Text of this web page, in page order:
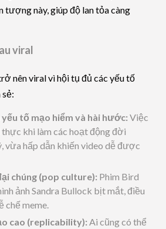
tượng này, giúp độ lan tỏa càng
viral
nên viral vì hội tụ đủ các yếu tố
tố mạo hiểm và hài hước: Việc
khi làm các hoạt động đời
vừa hấp dẫn khiến video dễ được
chúng (pop culture): Phim Bird
ảnh Sandra Bullock bịt mắt, điều
chế meme.
cao (replicability): Ai cũng có thể